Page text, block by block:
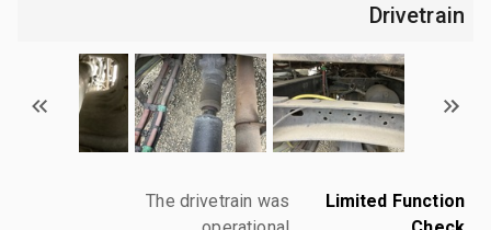
Drivetrain
Limited Function
The drivetrain was